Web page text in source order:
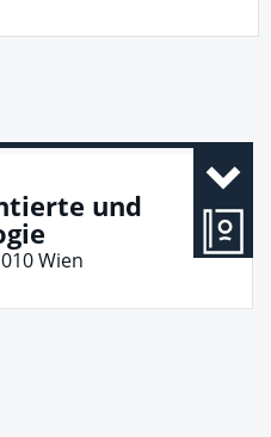
und
Wien